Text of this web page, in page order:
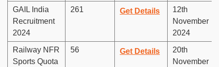
GAIL India
Recruitment
2024
261 Get Details
12th
November
2024
Railway NFR
Sports Quota
56 Get Details
20th
November